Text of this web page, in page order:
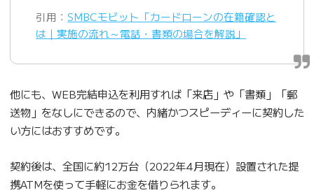
引用： SMBCモビット「カードローンの在籍確認と
は｜実施の流れ～電話・書類の場合を解説」
他にも、WEB完結申込を利用すれば「来店」や「書類」「郵
送物」をなしにできるので、内緒かつスピーディーに契約した
い方にはおすすめです。
契約後は、全国に約12万台（2022年4月現在）設置された提
携ATMを使って手軽にお金を借りられます。